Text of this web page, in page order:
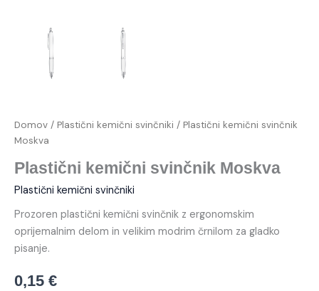
Domov / Plastični kemični svinčniki / Plastični kemični svinčnik
Moskva
Plastični kemični svinčnik Moskva
Plastični kemični svinčniki
Prozoren plastični kemični svinčnik z ergonomskim
oprijemalnim delom in velikim modrim črnilom za gladko
pisanje.
0,15 €